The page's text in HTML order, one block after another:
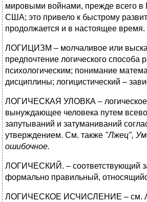
мировыми войнами, прежде всего
США; это привело к быстрому
продолжается и в настоящее время.
ЛОГИЦИЗМ – молчаливое или
предпочтение логического способа
психологическим; понимание
дисциплины; логицистический –
ЛОГИЧЕСКАЯ УЛОВКА – логическое
вынуждающее человека путем
запутываний и затуманиваний
утверждением. См. также "Лжец",
ошибочное.
ЛОГИЧЕСКИЙ. – соответствующий
формально правильный,
ЛОГИЧЕСКОЕ ИСЧИСЛЕНИЕ – см.